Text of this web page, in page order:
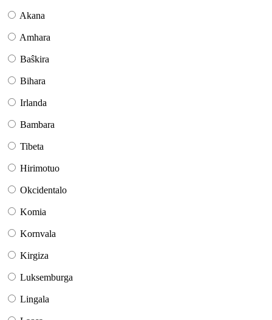
Akana
Amhara
Baŝkira
Bihara
Irlanda
Bambara
Tibeta
Hirimotuo
Okcidentalo
Komia
Kornvala
Kirgiza
Luksemburga
Lingala